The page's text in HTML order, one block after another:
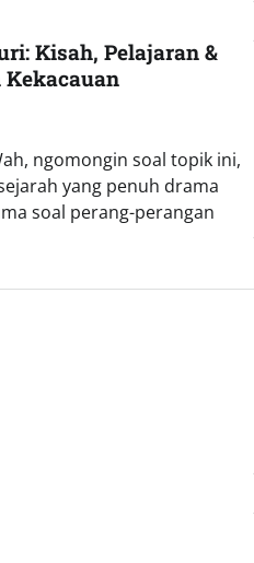
Kisah, Pelajaran &
Kekacauan
ngomongin soal topik ini,
yang penuh drama
soal perang-perangan